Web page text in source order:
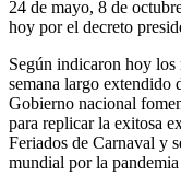
24 de mayo, 8 de
hoy por el decreto
Según indicaron hoy
semana largo extendido
Gobierno nacional
para replicar la exitosa
Feriados de Carnaval y
mundial por la